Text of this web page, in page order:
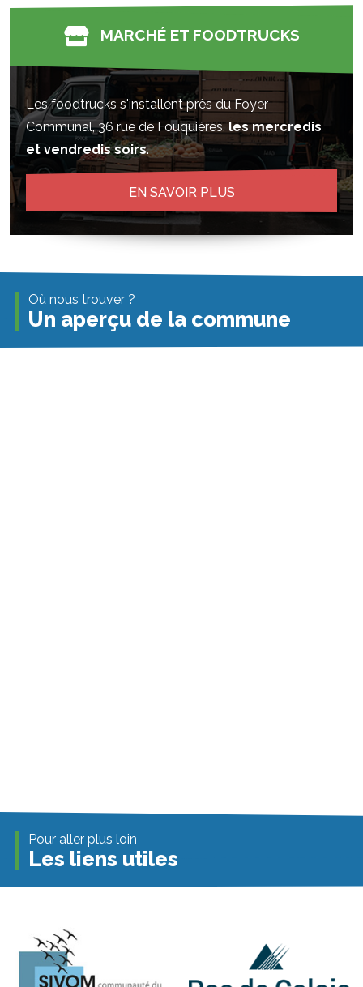
MARCHÉ ET FOODTRUCKS
Les foodtrucks s'installent près du Foyer
Communal, 36 rue de Fouquières,les mercredis
et vendredis soirs.
EN SAVOIR PLUS
Où nous trouver ?
Un aperçu de la commune
Pour aller plus loin
Les liens utiles